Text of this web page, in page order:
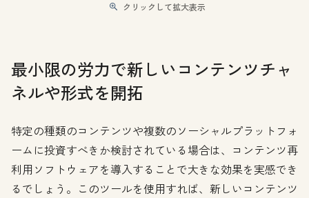
クリックして拡大表示
最小限の労力で新しいコンテンツチャ
ネルや形式を開拓
特定の種類のコンテンツや複数のソーシャルプラットフォ
ームに投資すべきか検討されている場合は、コンテンツ再
利用ソフトウェアを導入することで大きな効果を実感でき
るでしょう。このツールを使用すれば、新しいコンテンツ